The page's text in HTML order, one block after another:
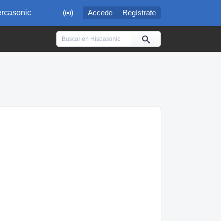
 Accede Regístrate